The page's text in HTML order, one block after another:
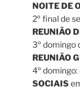
NOITE DE
2º final de
REUNIÃO
3º domingo
REUNIÃO
4º
SOCIAIS